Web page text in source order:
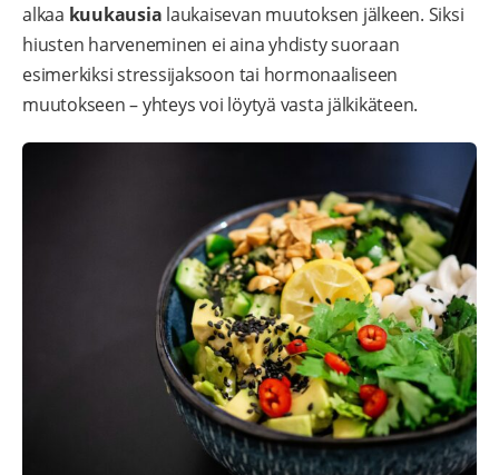
alkaa kuukausia laukaisevan muutoksen jälkeen. Siksi
hiusten harveneminen ei aina yhdisty suoraan
esimerkiksi stressijaksoon tai hormonaaliseen
muutokseen – yhteys voi löytyä vasta jälkikäteen.